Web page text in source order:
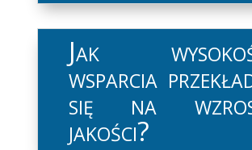
Jak
wsparcia
się na
jakości?